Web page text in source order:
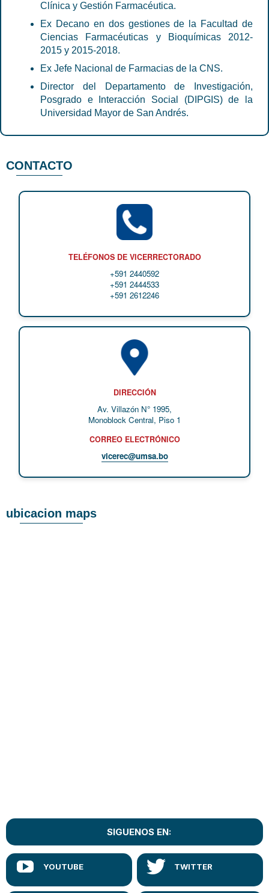
Clínica y Gestión Farmacéutica.
Ex Decano en dos gestiones de la Facultad de
Ciencias Farmacéuticas y Bioquímicas 2012-
2015 y 2015-2018.
Ex Jefe Nacional de Farmacias de la CNS.
Director del Departamento de Investigación,
Posgrado e Interacción Social (DIPGIS) de la
Universidad Mayor de San Andrés.
CONTACTO
TELÉFONOS DE VICERRECTORADO
+591 2440592
+591 2444533
+591 2612246
DIRECCIÓN
Av. Villazón N° 1995,
Monoblock Central, Piso 1
CORREO ELECTRÓNICO
vicerec@umsa.bo
ubicacion maps
SIGUENOS EN: